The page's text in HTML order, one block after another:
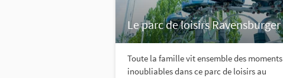
Le parc de loisirs Ravensburger
Toute la famille vit ensemble des moments
inoubliables dans ce parc de loisirs au